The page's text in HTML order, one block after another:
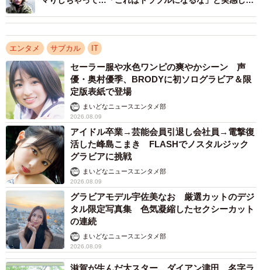
がある課長。『ロックマン2』の悪夢からか、ステージ選択
時に表示されるボスを見て「勝てそうなのおれへんな」と
弱気な姿勢を見せます。
そんな同話での一番の見どころは、中ボス「イエローデビ
ル」との対戦でしょう。大きな体で分裂しながら攻撃して
くるイエローデビルを倒すには、目の部分に7回攻撃を当て
なければなりません。不規則な攻撃に苦戦した課長は、3時
間半をかけて69回目の対戦でようやく撃破。
この結果に視聴者からはSNS上で「何時間かかっても倒し
た有野課長はすごい」「自分だったらこの時間でもクリア
できないと思う」と、課長を称える声があがっていまし
た。
その後も苦戦をしながら、最後のボスにたどり着いた有野
エンタメ サブカル IT
セーラー服や水色ワンピの爽やかシーン 声
優・奥村優季、BRODYに初ソログラビア＆限
定版表紙で登場
まいどなニュースエンタメ部
2026.08.09
アイドル卒業→芸能会員引退し会社員→電撃復
活した峰島こまき FLASHでノスタルジック
グラビアに挑戦
まいどなニュースエンタメ部
2026.08.09
グラビアモデル宇佐美なお 厳選カットのデジ
タル限定写真集 色気凝縮したセクシーカット
の連続
まいどなニュースエンタメ部
2026.08.09
滋賀が生んだ大スター、ダイアン津田 名字ラ